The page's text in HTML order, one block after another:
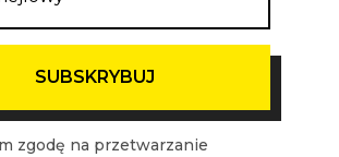
SUBSKRYBUJ
zgodę na przetwarzanie